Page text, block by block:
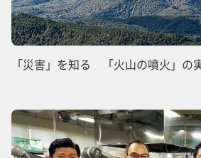
「災害」を知る 「火山の噴火」の